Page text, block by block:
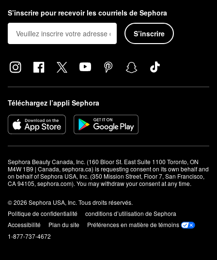
S’inscrire pour recevoir les courriels de Sephora
S’inscrire
Téléchargez l’appli Sephora
Sephora Beauty Canada, Inc. (160 Bloor St. East Suite 1100 Toronto, ON
M4W 1B9 | Canada, sephora.ca) is requesting consent on its own behalf and
on behalf of Sephora USA, Inc. (350 Mission Street, Floor 7, San Francisco,
CA 94105, sephora.com). You may withdraw your consent at any time.
© 2026 Sephora USA, Inc. Tous droits réservés.
Politique de confidentialité
conditions d’utilisation de Sephora
Accessibilité
Plan du site
Préférences en matière de témoins
1-877-737-4672